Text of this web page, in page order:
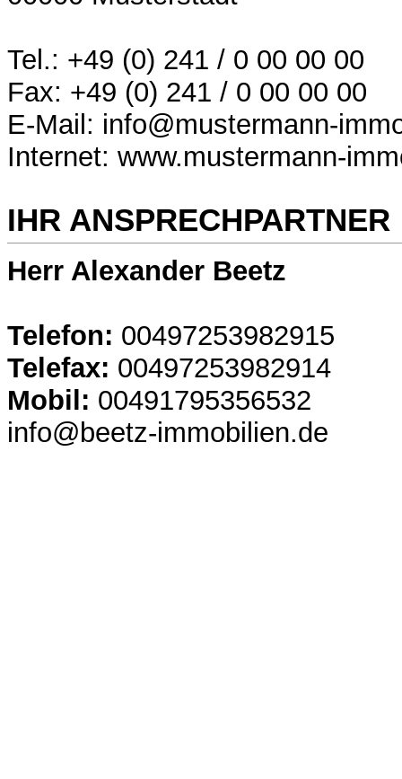
Tel.: +49 (0) 241 / 0 00 00 00
Fax: +49 (0) 241 / 0 00 00 00
E-Mail: info@mustermann-
Internet: www.mustermann-
IHR ANSPRECHPARTNER
Herr Alexander Beetz
Telefon: 00497253982915
Telefax: 00497253982914
Mobil: 00491795356532
info@beetz-immobilien.de